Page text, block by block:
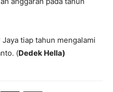
tiap tahun mengalami
(Dedek Hella)